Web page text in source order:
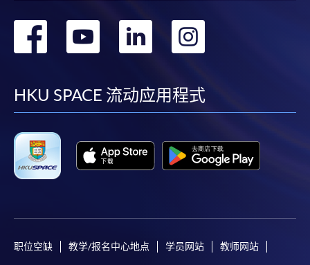
除特殊情況(例如課程因報名人數不足而被取消)及
法例規定外，一切已繳費用，概不退還。
取錄的證明。學院將在截止報名日期後儘快通知申
請者是否獲取錄。落選的申請人將獲退還已繳交的
本學院會力求在有關網頁上刊載的資訊正確和合時，但本學院
转
facebook
转
youtube
转
linkedin
转
HKU SPACE 流动应用程式
职位空缺 教学/报名中心地点 学员网站 教师网站